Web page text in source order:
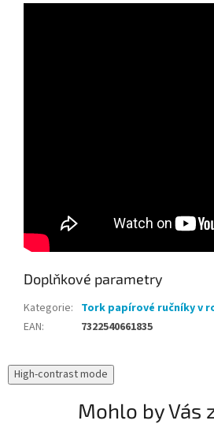
Doplňkové parametry
Kategorie: Tork papírové ručníky v
EAN: 7322540661835
High-contrast mode
Mohlo by Vás